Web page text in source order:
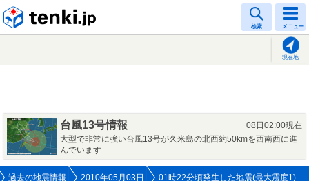
検索 メニュー
現在地
台風13号情報
08日02:00現在
大型で非常に強い台風13号が久米島の北西約50kmを西南西に進
んでいます
過去の地震情報 2010年05月03日 01時22分頃発生した地震(最大震度1)